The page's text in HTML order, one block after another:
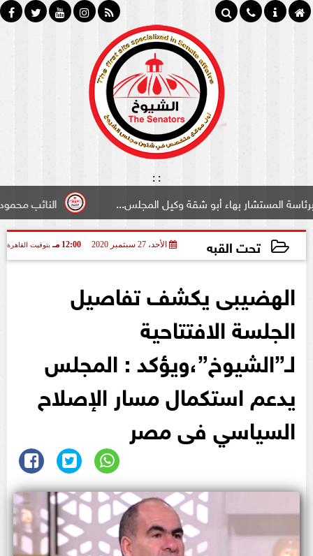
:
:
النائب محمود سامي
بهاء أبو شقة وكيل المجلس...
تحت القبه الأحد، 27 سبتمبر 2020 12:00 مـ بتوقيت القاهرة
الهضيبى يكشف تفاصيل
الجلسة الافتتاحية
لـ”الشيوخ”،ويؤكد : المجلس
يدعم استكمال مسار الإصلاح
السياسي فى مصر